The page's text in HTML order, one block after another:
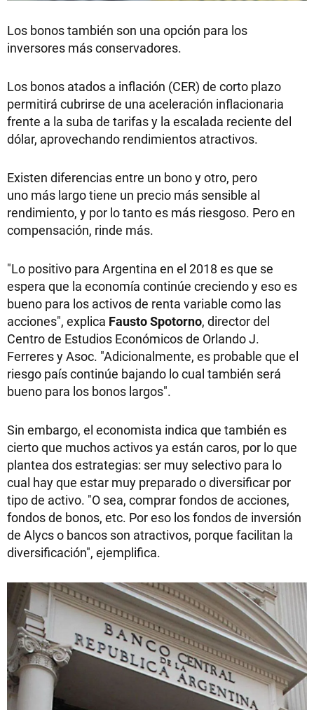
Los bonos también son una opción para los
inversores más conservadores.
Los bonos atados a inflación (CER) de corto plazo
permitirá cubrirse de una aceleración inflacionaria
frente a la suba de tarifas y la escalada reciente del
dólar, aprovechando rendimientos atractivos.
Existen diferencias entre un bono y otro, pero
uno más largo tiene un precio más sensible al
rendimiento, y por lo tanto es más riesgoso. Pero en
compensación, rinde más.
"Lo positivo para Argentina en el 2018 es que se
espera que la economía continúe creciendo y eso es
bueno para los activos de renta variable como las
acciones", explica Fausto Spotorno, director del
Centro de Estudios Económicos de Orlando J.
Ferreres y Asoc. "Adicionalmente, es probable que el
riesgo país continúe bajando lo cual también será
bueno para los bonos largos".
Sin embargo, el economista indica que también es
cierto que muchos activos ya están caros, por lo que
plantea dos estrategias: ser muy selectivo para lo
cual hay que estar muy preparado o diversificar por
tipo de activo. "O sea, comprar fondos de acciones,
fondos de bonos, etc. Por eso los fondos de inversión
de Alycs o bancos son atractivos, porque facilitan la
diversificación", ejemplifica.